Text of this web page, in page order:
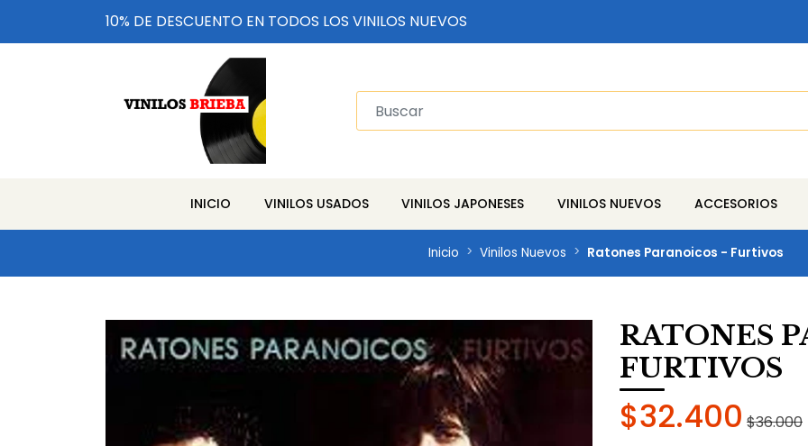
10% DE DESCUENTO EN TODOS LOS VINILOS NUEVOS
INICIO VINILOS USADOS VINILOS JAPONESES VINILOS NUEVOS ACCESORIOS
Inicio Vinilos Nuevos Ratones Paranoicos - Furtivos
RATONES
FURTIVOS
$32.400 $36.000